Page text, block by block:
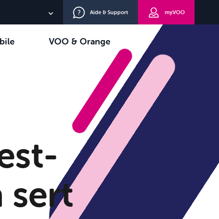
NL
Aide & Support myVOO
VOO & Orange
sert